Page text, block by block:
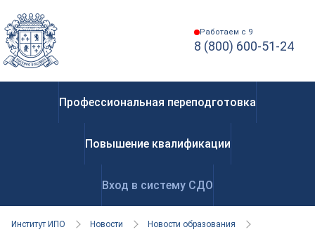
Работаем с 9
8 (800) 600-51-24
Профессиональная переподготовка
Повышение квалификации
Вход в систему СДО
Институт ИПО Новости
Новости образования